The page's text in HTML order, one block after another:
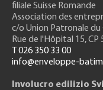
filiale Suisse Romande
Association des
c/o Union Patronale
Rue de l'Hôpital 15, CP
T 026 350 33 00
info@enveloppe-
Involucro edilizio